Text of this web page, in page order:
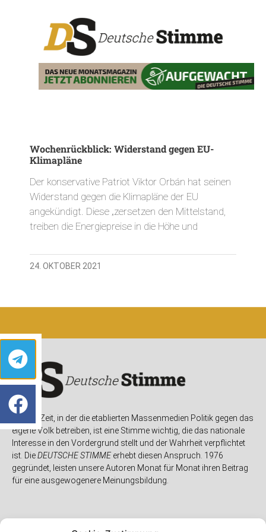
Wochenrückblick: Widerstand gegen EU-
Klimapläne
Der konservative Patriot Viktor Orbán hat seinen
Widerstand gegen die Klimapläne der EU
angekündigt. Diese „zersetzen den Mittelstand,
treiben die Energiepreise in die Höhe und
24. OKTOBER 2021
In einer Zeit, in der die etablierten Massenmedien Politik gegen das
eigene Volk betreiben, ist eine Stimme wichtig, die das nationale
Interesse in den Vordergrund stellt und der Wahrheit verpflichtet
ist. DieDEUTSCHE STIMMEerhebt diesen Anspruch. 1976
gegründet, leisten unsere Autoren Monat für Monat ihren Beitrag
für eine ausgewogenere Meinungsbildung.